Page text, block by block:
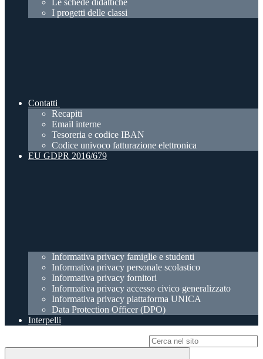
Le schede didattiche
I progetti delle classi
Contatti
Recapiti
Email interne
Tesoreria e codice IBAN
Codice univoco fatturazione elettronica
EU GDPR 2016/679
Informativa privacy famiglie e studenti
Informativa privacy personale scolastico
Informativa privacy fornitori
Informativa privacy accesso civico generalizzato
Informativa privacy piattaforma UNICA
Data Protection Officer (DPO)
Interpelli